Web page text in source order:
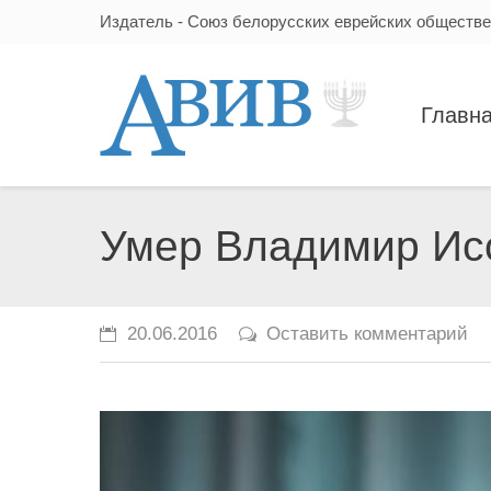
Издатель - Союз белорусских еврейских
Умер Владимир
20.06.2016 Оставить комментарий